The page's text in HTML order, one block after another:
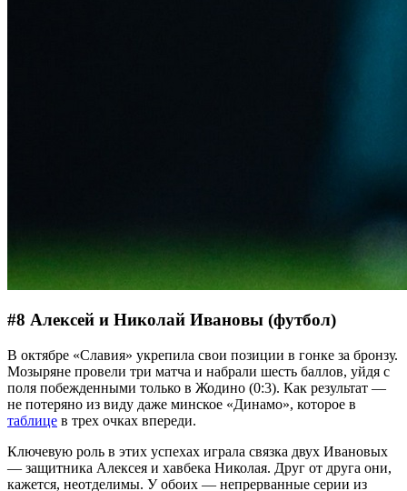
#8 Алексей и Николай Ивановы (футбол)
В октябре «Славия» укрепила свои позиции в гонке за бронзу.
Мозыряне провели три матча и набрали шесть баллов, уйдя с
поля побежденными только в Жодино (0:3). Как результат —
не потеряно из виду даже минское «Динамо», которое в
таблице в трех очках впереди.
Ключевую роль в этих успехах играла связка двух Ивановых
— защитника Алексея и хавбека Николая. Друг от друга они,
кажется, неотделимы. У обоих — непрерванные серии из